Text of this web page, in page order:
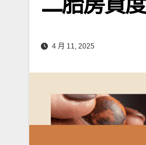
4 月 11, 2025